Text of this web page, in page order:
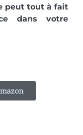
peut tout à fait
dans votre